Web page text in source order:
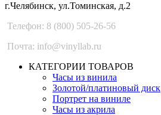
г.Челябинск, ул.Томинская, д.2
Телефон: 8 (800) 505-26-56
Почта: info@vinyllab.ru
КАТЕГОРИИ ТОВАРОВ
Часы из винила
Золотой/платиновый диск
Портрет на виниле
Часы из акрила